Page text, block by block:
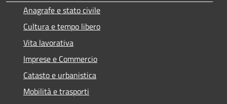
Anagrafe e stato civile
Cultura e tempo libero
Vita lavorativa
Imprese e Commercio
Catasto e urbanistica
Mobilità e trasporti